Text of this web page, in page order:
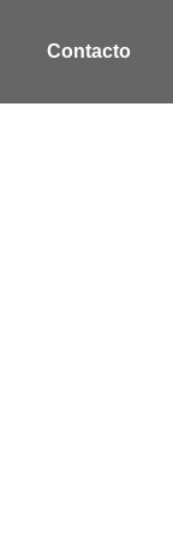
Contacto